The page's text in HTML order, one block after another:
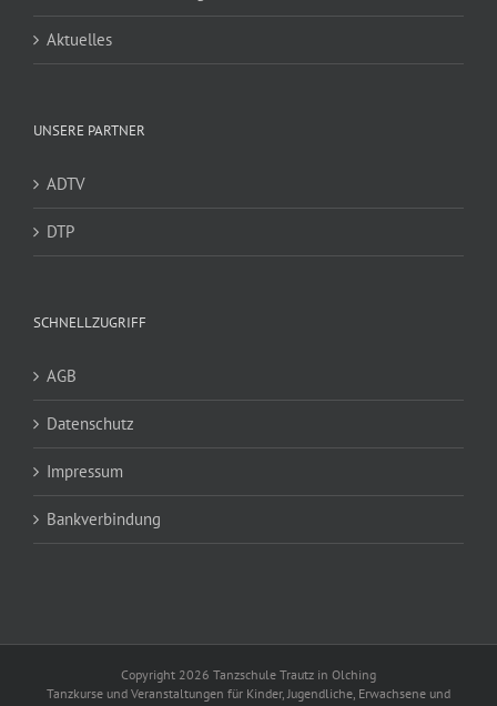
Aktuelles
UNSERE PARTNER
ADTV
DTP
SCHNELLZUGRIFF
AGB
Datenschutz
Impressum
Bankverbindung
Copyright 2026 Tanzschule Trautz in Olching
Tanzkurse und Veranstaltungen für Kinder, Jugendliche, Erwachsene und